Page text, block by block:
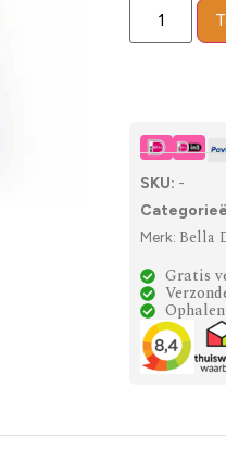
SKU: -
Merk: Bella
Gratis